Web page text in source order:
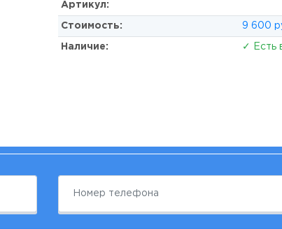
Артикул:
Стоимость: 9 600
Наличие: ✓ Есть